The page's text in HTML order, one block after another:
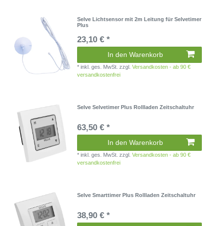
Selve Lichtsensor mit 2m Leitung für Selvetimer
Plus
23,10 € *
In den Warenkorb
*inkl. ges. MwSt. zzgl.Versandkosten - ab 90 €
versandkostenfrei
Selve Selvetimer Plus Rollladen Zeitschaltuhr
63,50 € *
In den Warenkorb
*inkl. ges. MwSt. zzgl.Versandkosten - ab 90 €
versandkostenfrei
Selve Smarttimer Plus Rollladen Zeitschaltuhr
38,90 € *